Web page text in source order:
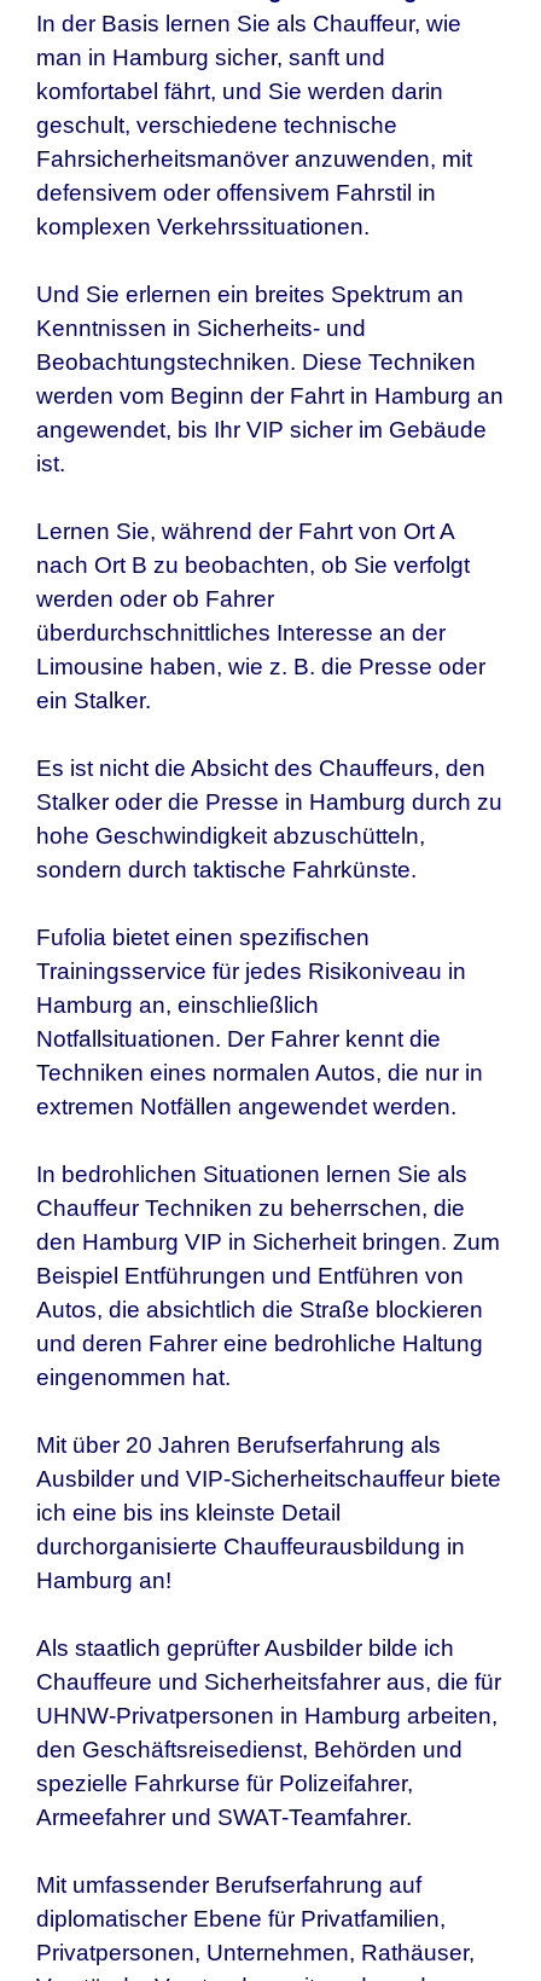
In der Basis lernen Sie als Chauffeur, wie
man in Hamburg sicher, sanft und
komfortabel fährt, und Sie werden darin
geschult, verschiedene technische
Fahrsicherheitsmanöver anzuwenden, mit
defensivem oder offensivem Fahrstil in
komplexen Verkehrssituationen.
Und Sie erlernen ein breites Spektrum an
Kenntnissen in Sicherheits- und
Beobachtungstechniken. Diese Techniken
werden vom Beginn der Fahrt in Hamburg an
angewendet, bis Ihr VIP sicher im Gebäude
ist.
Lernen Sie, während der Fahrt von Ort A
nach Ort B zu beobachten, ob Sie verfolgt
werden oder ob Fahrer
überdurchschnittliches Interesse an der
Limousine haben, wie z. B. die Presse oder
ein Stalker.
Es ist nicht die Absicht des Chauffeurs, den
Stalker oder die Presse in Hamburg durch zu
hohe Geschwindigkeit abzuschütteln,
sondern durch taktische Fahrkünste.
Fufolia bietet einen spezifischen
Trainingsservice für jedes Risikoniveau in
Hamburg an, einschließlich
Notfallsituationen. Der Fahrer kennt die
Techniken eines normalen Autos, die nur in
extremen Notfällen angewendet werden.
In bedrohlichen Situationen lernen Sie als
Chauffeur Techniken zu beherrschen, die
den Hamburg VIP in Sicherheit bringen. Zum
Beispiel Entführungen und Entführen von
Autos, die absichtlich die Straße blockieren
und deren Fahrer eine bedrohliche Haltung
eingenommen hat.
Mit über 20 Jahren Berufserfahrung als
Ausbilder und VIP-Sicherheitschauffeur biete
ich eine bis ins kleinste Detail
durchorganisierte Chauffeurausbildung in
Hamburg an!
Als staatlich geprüfter Ausbilder bilde ich
Chauffeure und Sicherheitsfahrer aus, die für
UHNW-Privatpersonen in Hamburg arbeiten,
den Geschäftsreisedienst, Behörden und
spezielle Fahrkurse für Polizeifahrer,
Armeefahrer und SWAT-Teamfahrer.
Mit umfassender Berufserfahrung auf
diplomatischer Ebene für Privatfamilien,
Privatpersonen, Unternehmen, Rathäuser,